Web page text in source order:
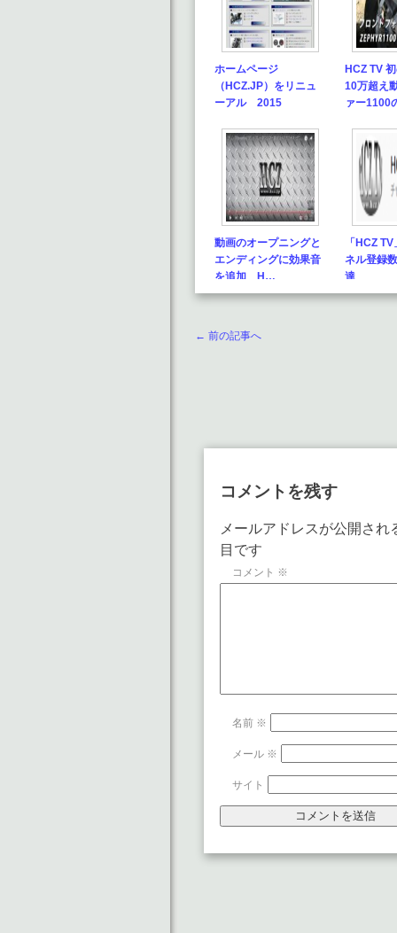
ホームページ
（HCZ.JP）をリニュ
ーアル 2015
HCZ TV
10万超え
ァー1100
動画のオープニングと
エンディングに効果音
を追加 H…
「HCZ
ネル登録
達
← 前の記事へ
コメントを残す
メールアドレスが公開され
目です
コメント ※
名前 ※
メール ※
サイト